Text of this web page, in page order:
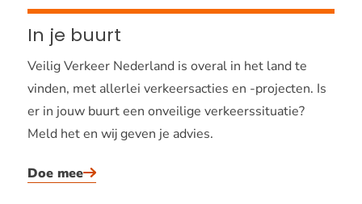
In je buurt
Veilig Verkeer Nederland is overal in het land te
vinden, met allerlei verkeersacties en -projecten. Is
er in jouw buurt een onveilige verkeerssituatie?
Meld het en wij geven je advies.
Doe mee